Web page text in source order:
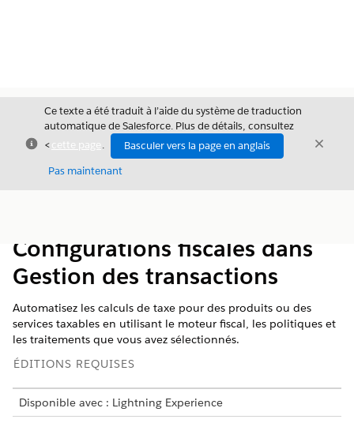
Fermer
Ce texte a été traduit à l’aide du système de traduction
automatique de Salesforce. Plus de détails, consultez
<cette page .
Basculer vers la page en anglais
Pas maintenant
Fermer
Configurations fiscales dans
Gestion des transactions
Automatisez les calculs de taxe pour des produits ou des
services taxables en utilisant le moteur fiscal, les politiques et
les traitements que vous avez sélectionnés.
ÉDITIONS REQUISES
Disponible avec : Lightning Experience